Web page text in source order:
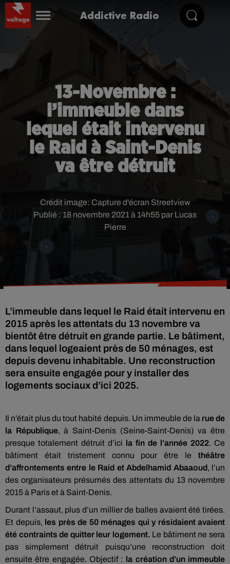
Addictive Radio
13-Novembre :
l’immeuble dans
lequel était intervenu
le Raid à Saint-Denis
va être détruit
Publié : 18 novembre 2021 à 14h55 par Lucas
Pierre
Crédit image: Capture d'écran Streetview
L’immeuble dans lequel le Raid était intervenu en
2015 après les attentats du 13 novembre va
bientôt être détruit en grande partie. Le bâtiment,
dans lequel logeaient près de 50 ménages, est
depuis devenu inhabitable. Une reconstruction
sera ensuite engagée pour y installer des
logements sociaux d’ici 2025.
Il n’était plus du tout habité depuis. Un immeuble de la rue de
la République, à Saint-Denis (Seine-Saint-Denis) va être
presque totalement détruit d’ici la fin de l’année 2022. Ce
bâtiment était tristement connu pour être le théâtre
d’affrontements entre le Raid et Abdelhamid Abaaoud, l’un
des organisateurs présumés des attentats du 13 novembre
2015 à Paris et à Saint-Denis.
Durant l’assaut, plus d’un millier de balles avaient été tirées.
Et depuis, les près de 50 ménages qui y résidaient avaient
été contraints de quitter leur logement. Le bâtiment ne sera
pas simplement détruit puisqu’une reconstruction doit
ensuite être engagée. Objectif : la création d’un immeuble